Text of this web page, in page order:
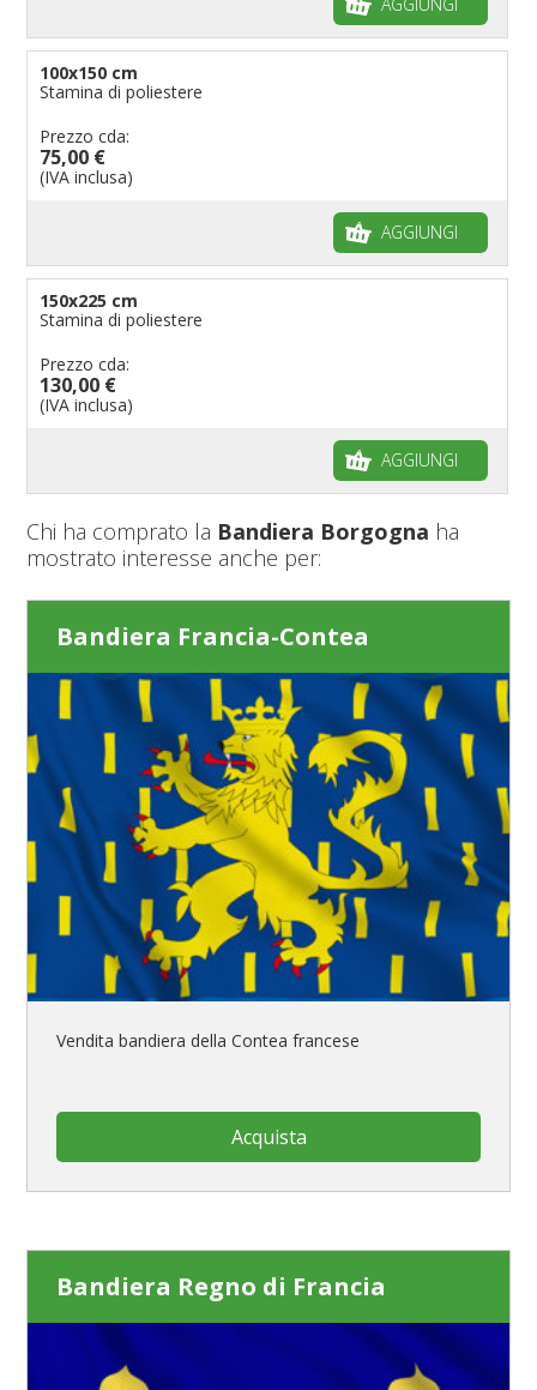
100x150 cm
Stamina di poliestere
Prezzo cda:
75,00 €
(IVA inclusa)
AGGIUNGI
150x225 cm
Stamina di poliestere
Prezzo cda:
130,00 €
(IVA inclusa)
AGGIUNGI
Chi ha comprato la Bandiera Borgogna ha
mostrato interesse anche per:
Bandiera Francia-Contea
Vendita bandiera della Contea francese
Acquista
Bandiera Regno di Francia